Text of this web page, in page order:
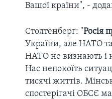
Вашої країни", -
Столтенберґ: "Росія
України, але НАТО
НАТО не визнають і
Нас непокоїть
тисячі життів.
спостерігачі ОБСЄ